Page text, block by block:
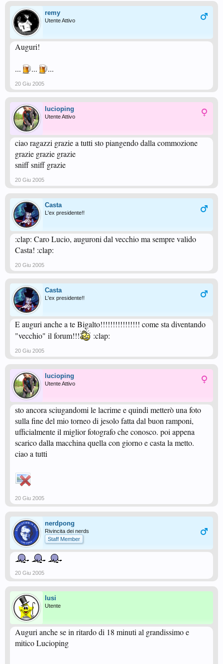
remy
Utente Attivo
Auguri!
... ... ...
20 Giu 2005
lucioping
Utente Attivo
ciao ragazzi grazie a tutti sto piangendo dalla commozione
grazie grazie grazie
sniff sniff grazie
20 Giu 2005
Casta
L'ex presidente!!
:clap: Caro Lucio, auguroni dal vecchio ma sempre valido
Casta! :clap:
20 Giu 2005
Casta
L'ex presidente!!
E auguri anche a te Bigalto!!!!!!!!!!!!!!!! come sta diventando
"vecchio" il forum!!!
:clap:
20 Giu 2005
lucioping
Utente Attivo
sto ancora sciugandomi le lacrime e quindi metterò una foto
sulla fine del mio torneo di jesolo fatta dal buon ramponi,
ufficialmente il miglior fotografo che conosco. poi appena
scarico dalla macchina quella con giorno e casta la metto.
ciao a tutti
20 Giu 2005
nerdpong
Rivincita dei nerds
Staff Member
20 Giu 2005
lusi
Utente
Auguri anche se in ritardo di 18 minuti al grandissimo e
mitico Lucioping